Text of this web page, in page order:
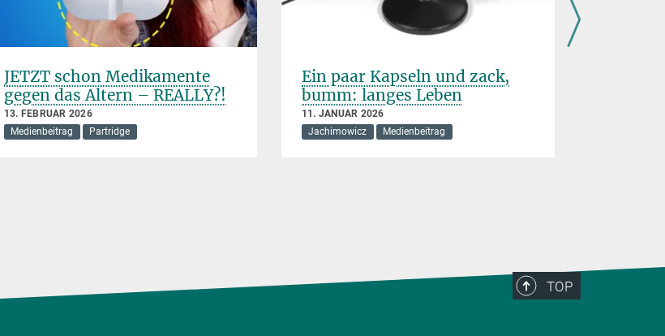
JETZT schon Medikamente
gegen das Altern – REALLY?!
13. FEBRUAR 2026
Medienbeitrag
Partridge
Ein paar Kapseln und zack,
bumm: langes Leben
11. JANUAR 2026
Jachimowicz
Medienbeitrag
TOP